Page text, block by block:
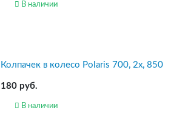
В наличии
Колпачек в колесо Polaris 700, 2x, 850
180 руб.
В наличии